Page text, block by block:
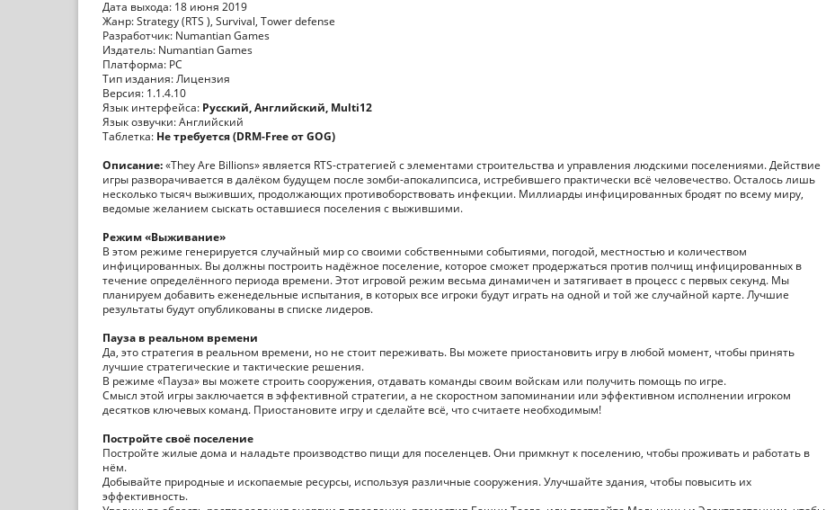
Дата выхода: 18 июня 2019
Жанр: Strategy (RTS ), Survival, Tower defense
Разработчик: Numantian Games
Издатель: Numantian Games
Платформа: PC
Тип издания: Лицензия
Версия: 1.1.4.10
Язык интерфейса: Русский, Английский, Multi12
Язык озвучки: Английский
Таблетка: Не требуется (DRM-Free от GOG)
Описание:«They Are Billions» является RTS-стратегией с элементами строительства и управления людскими поселениями. Действие
игры разворачивается в далёком будущем после зомби-апокалипсиса, истребившего практически всё человечество. Осталось лишь
несколько тысяч выживших, продолжающих противоборствовать инфекции. Миллиарды инфицированных бродят по всему миру,
ведомые желанием сыскать оставшиеся поселения с выжившими.
Режим «Выживание»
В этом режиме генерируется случайный мир со своими собственными событиями, погодой, местностью и количеством
инфицированных. Вы должны построить надёжное поселение, которое сможет продержаться против полчищ инфицированных в
течение определённого периода времени. Этот игровой режим весьма динамичен и затягивает в процесс с первых секунд. Мы
планируем добавить еженедельные испытания, в которых все игроки будут играть на одной и той же случайной карте. Лучшие
результаты будут опубликованы в списке лидеров.
Пауза в реальном времени
Да, это стратегия в реальном времени, но не стоит переживать. Вы можете приостановить игру в любой момент, чтобы принять
лучшие стратегические и тактические решения.
В режиме «Пауза» вы можете строить сооружения, отдавать команды своим войскам или получить помощь по игре.
Смысл этой игры заключается в эффективной стратегии, а не скоростном запоминании или эффективном исполнении игроком
десятков ключевых команд. Приостановите игру и сделайте всё, что считаете необходимым!
Постройте своё поселение
Постройте жилые дома и наладьте производство пищи для поселенцев. Они примкнут к поселению, чтобы проживать и работать в
нём.
Добывайте природные и ископаемые ресурсы, используя различные сооружения. Улучшайте здания, чтобы повысить их
эффективность.